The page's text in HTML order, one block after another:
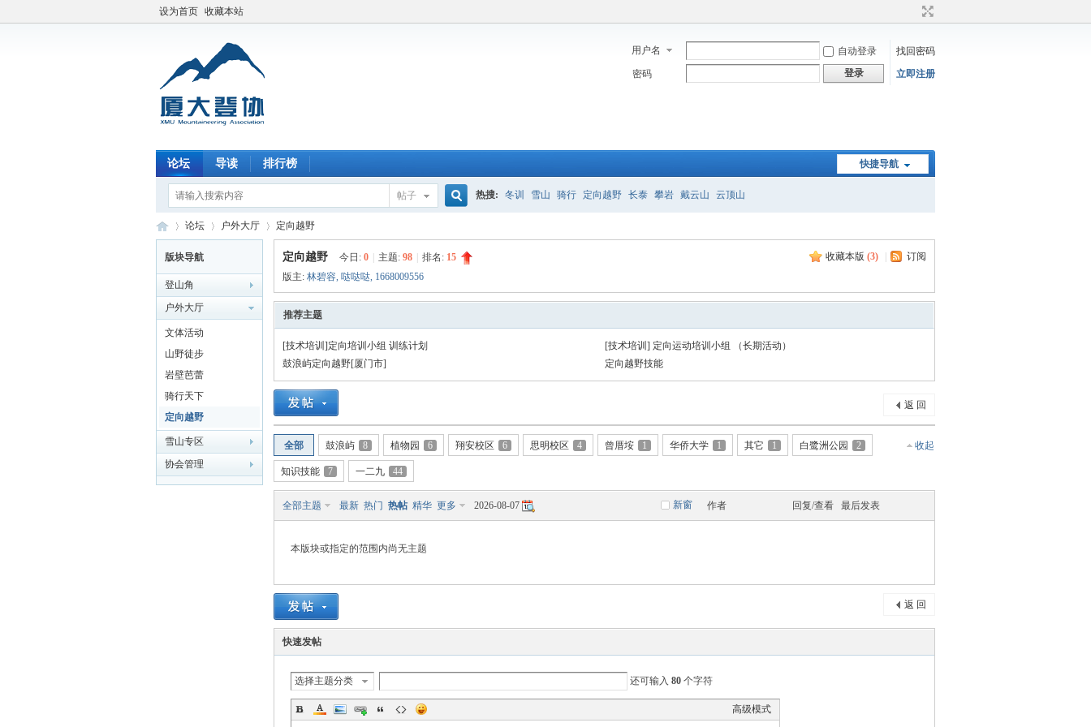
设为首页 收藏本站
用户名 自动登录
找回密码
密码
登录 立即注册
快捷导航
论坛 导读 排行榜
帖子 热搜: 冬训 雪山 骑行 定向越野 长泰 攀岩 戴云山 云顶山
厦 »
论坛
›
户外大厅
›
定向越野
版块导航
登山角
户外大厅
文体活动
山野徒步
岩壁芭蕾
骑行天下
定向越野
雪山专区
协会管理
收藏本版 (3) 订阅
定向越野 今日: 0 主题: 98 排名: 15
版主: 林碧容, 哒哒哒, 1668009556
推荐主题
[技术培训]定向培训小组 训练计划
[技术培训] 定向运动培训小组 （长期活动）
鼓浪屿定向越野[厦门市]
定向越野技能
返 回
收起
全部 鼓浪屿 8 植物园 6 翔安校区 6 思明校区 4 曾厝垵 1 华侨大学 1 其它 1 白鹭洲公园 2
知识技能 7 一二九 44
新窗
全部主题 最新 热门 热帖 精华 更多 2026-08-07 作者 回复/查看 最后发表
本版块或指定的范围内尚无主题
返 回
快速发帖
选择主题分类 还可输入 80 个字符
高级模式